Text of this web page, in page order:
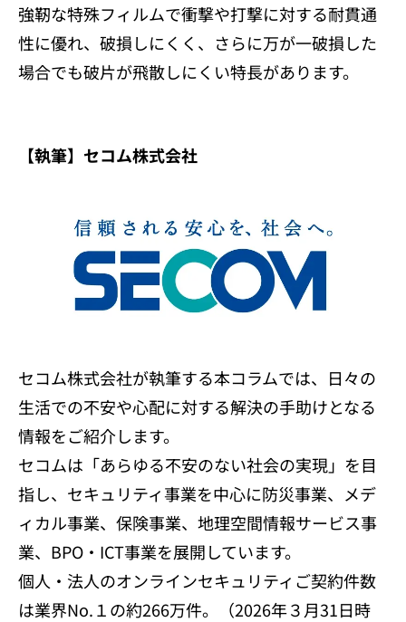
強靭な特殊フィルムで衝撃や打撃に対する耐貫通
性に優れ、破損しにくく、さらに万が一破損した
場合でも破片が飛散しにくい特長があります。
【執筆】セコム株式会社
セコム株式会社が執筆する本コラムでは、日々の
生活での不安や心配に対する解決の手助けとなる
情報をご紹介します。
セコムは「あらゆる不安のない社会の実現」を目
指し、セキュリティ事業を中心に防災事業、メデ
ィカル事業、保険事業、地理空間情報サービス事
業、BPO・ICT事業を展開しています。
個人・法人のオンラインセキュリティご契約件数
は業界No.１の約266万件。（2026年３月31日時